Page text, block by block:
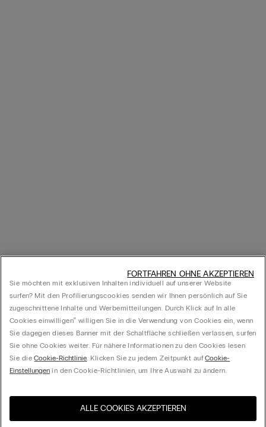
United States
Sie möchten mit exklusiven Inhalten individuell auf unserer Website
surfen? Mit den Profilierungscookies senden wir Ihnen persönlich auf Sie
zugeschnittene Inhalte und Werbemitteilungen. Durch Klick auf In alle
Cookies einwilligen‟ willigen Sie in die Verwendung von Cookies ein, wenn
Sie dagegen dieses Banner mit der Schaltfläche schließen verlassen, surfen
Sie ohne Cookies weiter. Für nähere Informationen zu den Cookies lesen
Sie dieCookie-Richtlinie. Klicken Sie zu jedem Zeitpunkt aufCookie-
Einstellungen in den Cookie-Richtlinien, um Ihre Auswahl zu ändern.
ALLE COOKIES AKZEPTIEREN
FORTFAHREN OHNE AKZEPTIEREN